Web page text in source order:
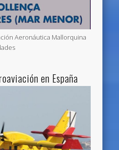
Aeronáutica Mallorquina
en España